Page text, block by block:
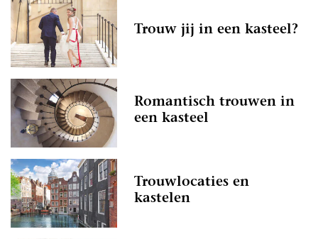
Trouw jij in een kasteel?
Romantisch trouwen in
een kasteel
Trouwlocaties en
kastelen